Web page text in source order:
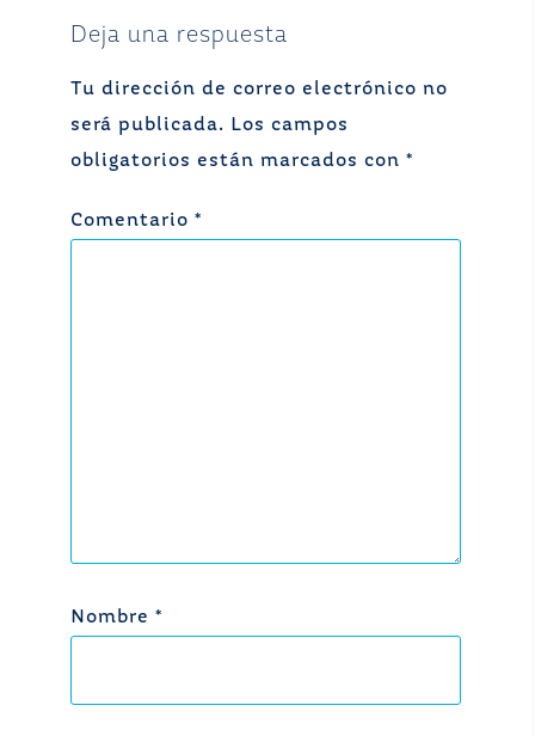
Deja una respuesta
Tu dirección de correo electrónico no
será publicada.
Los campos
obligatorios están marcados con *
Comentario *
Nombre *